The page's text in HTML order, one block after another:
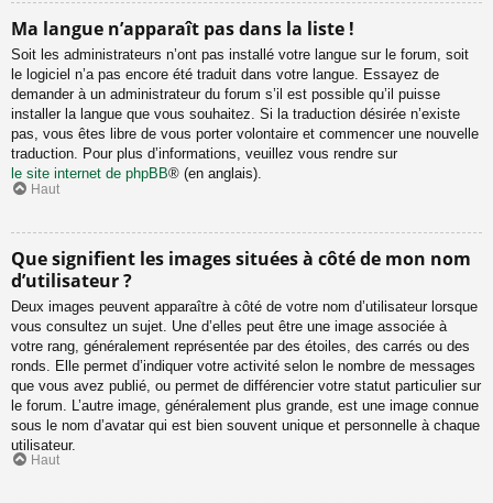
Ma langue n’apparaît pas dans la liste !
Soit les administrateurs n’ont pas installé votre langue sur le forum, soit
le logiciel n’a pas encore été traduit dans votre langue. Essayez de
demander à un administrateur du forum s’il est possible qu’il puisse
installer la langue que vous souhaitez. Si la traduction désirée n’existe
pas, vous êtes libre de vous porter volontaire et commencer une nouvelle
traduction. Pour plus d’informations, veuillez vous rendre sur
le site internet de phpBB® (en anglais).
Haut
Que signifient les images situées à côté de mon nom
d’utilisateur ?
Deux images peuvent apparaître à côté de votre nom d’utilisateur lorsque
vous consultez un sujet. Une d’elles peut être une image associée à
votre rang, généralement représentée par des étoiles, des carrés ou des
ronds. Elle permet d’indiquer votre activité selon le nombre de messages
que vous avez publié, ou permet de différencier votre statut particulier sur
le forum. L’autre image, généralement plus grande, est une image connue
sous le nom d’avatar qui est bien souvent unique et personnelle à chaque
utilisateur.
Haut